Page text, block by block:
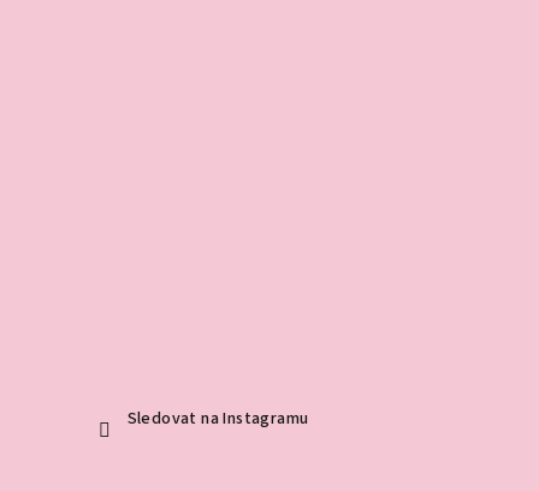
Sledovat na Instagramu